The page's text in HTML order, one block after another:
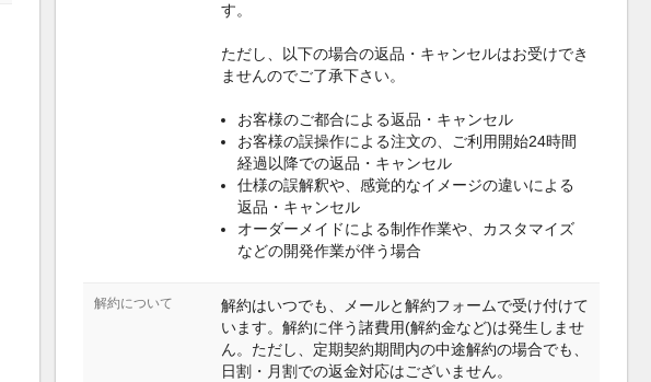
す。
ただし、以下の場合の返品・キャンセルはお受けでき
ませんのでご了承下さい。
お客様のご都合による返品・キャンセル
お客様の誤操作による注文の、ご利用開始24時間
経過以降での返品・キャンセル
仕様の誤解釈や、感覚的なイメージの違いによる
返品・キャンセル
オーダーメイドによる制作作業や、カスタマイズ
などの開発作業が伴う場合
解約について
解約はいつでも、メールと解約フォームで受け付けて
います。解約に伴う諸費用(解約金など)は発生しませ
ん。ただし、定期契約期間内の中途解約の場合でも、
日割・月割での返金対応はございません。